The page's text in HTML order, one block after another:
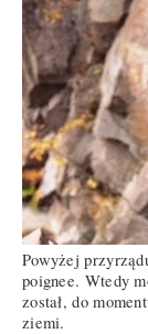
Powyżej
poignee. Wtedy
został, do
ziemi.